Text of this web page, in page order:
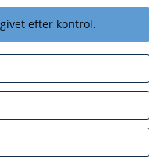
efter kontrol.